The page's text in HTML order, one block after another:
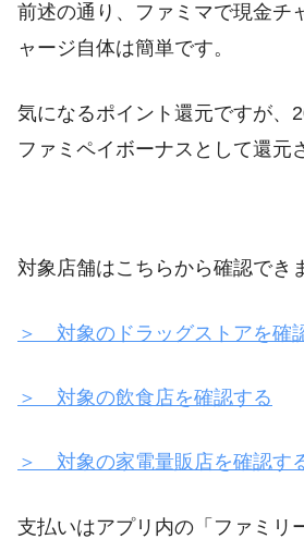
前述の通り、ファミマで現金チ
ャージ自体は簡単です。
気になるポイント還元ですが、
ファミペイボーナスとして還元
対象店舗はこちらから確認でき
＞ 対象のドラッグストアを確
＞ 対象の飲食店を確認する
＞ 対象の家電量販店を確認す
支払いはアプリ内の「ファミリ